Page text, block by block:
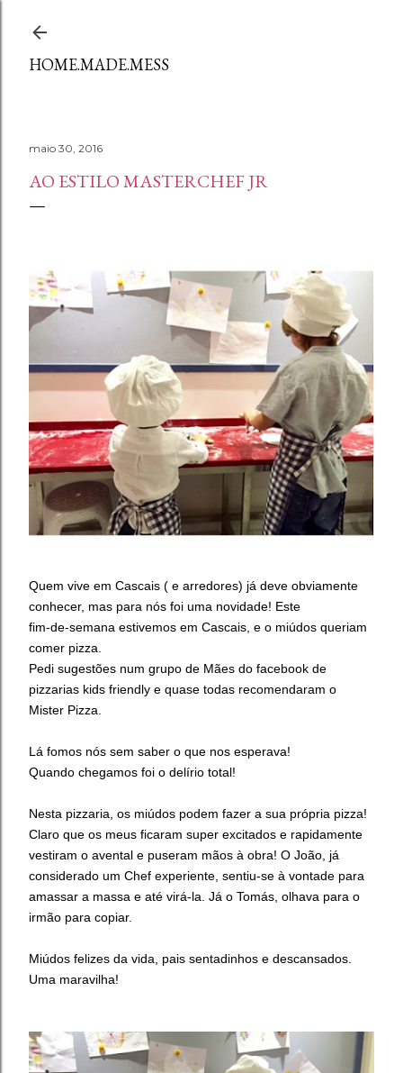
HOME.MADE.MESS
maio 30, 2016
AO ESTILO MASTERCHEF JR
Quem vive em Cascais ( e arredores) já deve obviamente
conhecer, mas para nós foi uma novidade! Este
fim‑de‑semana estivemos em Cascais, e o miúdos queriam
comer pizza.
Pedi sugestões num grupo de Mães do facebook de
pizzarias kids friendly e quase todas recomendaram o
Mister Pizza.
Lá fomos nós sem saber o que nos esperava!
Quando chegamos foi o delírio total!
Nesta pizzaria, os miúdos podem fazer a sua própria pizza!
Claro que os meus ficaram super excitados e rapidamente
vestiram o avental e puseram mãos à obra! O João, já
considerado um Chef experiente, sentiu-se à vontade para
amassar a massa e até virá-la. Já o Tomás, olhava para o
irmão para copiar.
Miúdos felizes da vida, pais sentadinhos e descansados.
Uma maravilha!